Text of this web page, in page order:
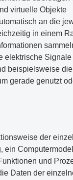
virtuelle Objekte
an die
in einem
elektrische
beispielsweise
gerade genutzt
der
ein
und
Daten der